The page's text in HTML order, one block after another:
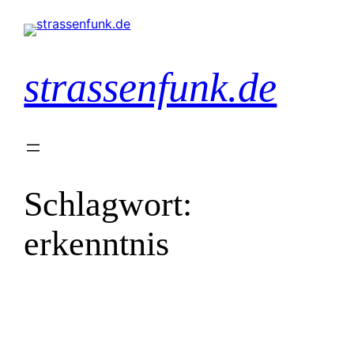
Inhalt
strassenfunk.de
Schlagwort:
erkenntnis